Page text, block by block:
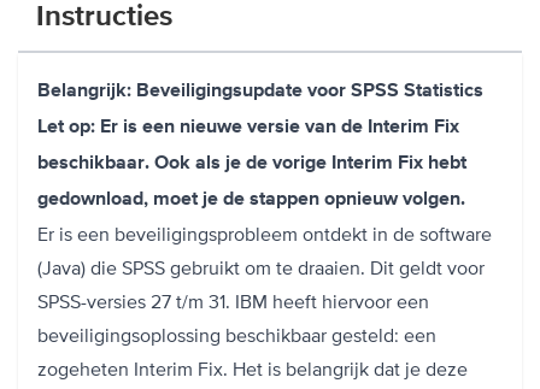
Instructies
Belangrijk: Beveiligingsupdate voor SPSS Statistics
Let op: Er is een nieuwe versie van de Interim Fix
beschikbaar. Ook als je de vorige Interim Fix hebt
gedownload, moet je de stappen opnieuw volgen.
Er is een beveiligingsprobleem ontdekt in de software
(Java) die SPSS gebruikt om te draaien. Dit geldt voor
SPSS-versies 27 t/m 31. IBM heeft hiervoor een
beveiligingsoplossing beschikbaar gesteld: een
zogeheten Interim Fix. Het is belangrijk dat je deze